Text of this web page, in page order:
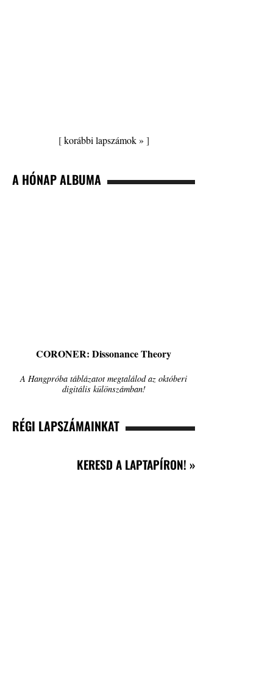
[korábbi lapszámok » ]
A HÓNAP ALBUMA
CORONER: Dissonance Theory
A Hangpróba táblázatot megtalálod az októberi
digitális különszámban!
RÉGI LAPSZÁMAINKAT
KERESD A LAPTAPÍRON! »